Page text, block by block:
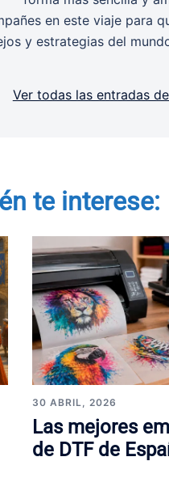
en este viaje para
y estrategias del
Ver todas las entradas
te interese:
30 ABRIL, 2026
Las mejores
de DTF de